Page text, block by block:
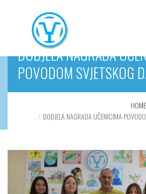
DODJELA NAGRADA
POVODOM SVJETSKOG
HOME
DODJELA NAGRADA UČENICIMA